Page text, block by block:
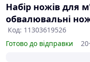
Набір ножів для
обвалювальні
Код: 11303619526
Готово до відправки